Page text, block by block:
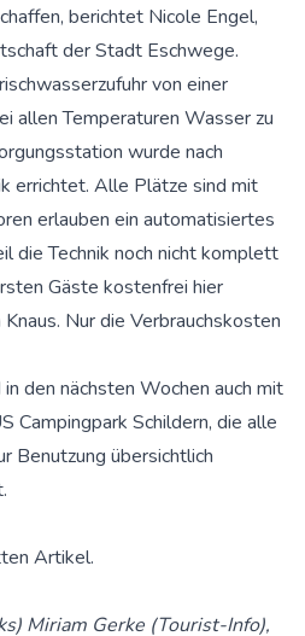
berichtet Nicole Engel,
der Stadt Eschwege.
von einer
allen Temperaturen Wasser zu
wurde nach
errichtet. Alle Plätze sind mit
erlauben ein automatisiertes
die Technik noch nicht komplett
Gäste kostenfrei hier
Nur die Verbrauchskosten
den nächsten Wochen auch mit
Campingpark Schildern, die alle
Benutzung übersichtlich
Artikel.
Miriam Gerke (Tourist-Info),